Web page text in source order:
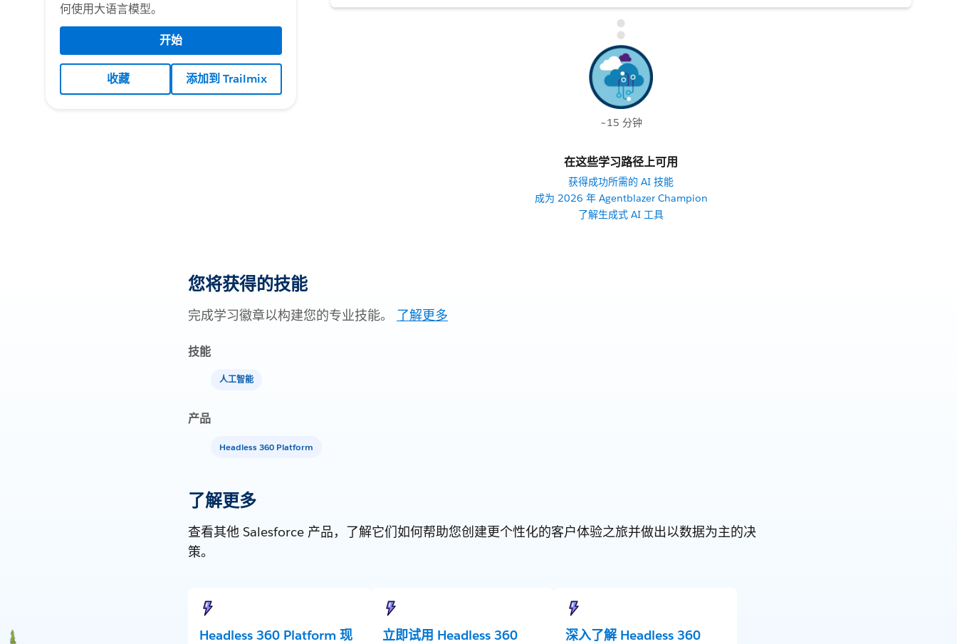
何使用大语言模型。
开始
收藏 添加到 Trailmix
~15 分钟
在这些学习路径上可用
获得成功所需的 AI 技能
成为 2026 年 Agentblazer Champion
了解生成式 AI 工具
您将获得的技能
完成学习徽章以构建您的专业技能。 了解更多
技能
人工智能
产品
Headless 360 Platform
了解更多
查看其他 Salesforce 产品，了解它们如何帮助您创建更个性化的客户体验之旅并做出以数据为主的决
策。
Headless 360 Platform 现
立即试用 Headless 360
深入了解 Headless 360